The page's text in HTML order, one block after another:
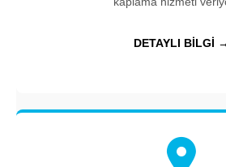
DETAYLI BİLGİ →